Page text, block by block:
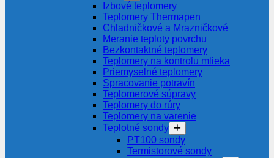
Izbové teplomery
Teplomery Thermapen
Chladničkové a Mrazničkové
Meranie teploty povrchu
Bezkontaktné teplomery
Teplomery na kontrolu mlieka
Priemyselné teplomery
Spracovanie potravín
Teplomerové súpravy
Teplomery do rúry
Teplomery na varenie
Teplotné sondy
PT100 sondy
Termistorové sondy